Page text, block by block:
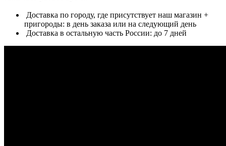
Доставка по городу, где присутствует наш магазин +
пригороды: в день заказа или на следующий день
Доставка в остальную часть России: до 7 дней